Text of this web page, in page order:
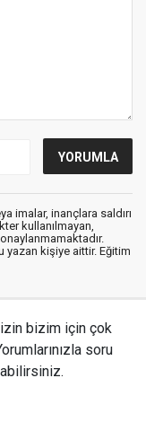
imalar, inançlara saldırı
kullanılmayan,
yazan kişiye aittir. Eğitim
bizim için çok
soru